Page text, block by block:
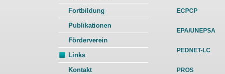
Fortbildung
Publikationen
Förderverein
Links
Kontakt
ECPCP
EPA/UNEPSA
PEDNET-LC
PROS